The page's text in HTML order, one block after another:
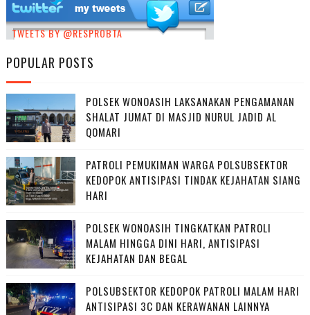
TWEETS BY @RESPROBTA
POPULAR POSTS
POLSEK WONOASIH LAKSANAKAN PENGAMANAN
SHALAT JUMAT DI MASJID NURUL JADID AL
QOMARI
PATROLI PEMUKIMAN WARGA POLSUBSEKTOR
KEDOPOK ANTISIPASI TINDAK KEJAHATAN SIANG
HARI
POLSEK WONOASIH TINGKATKAN PATROLI
MALAM HINGGA DINI HARI, ANTISIPASI
KEJAHATAN DAN BEGAL
POLSUBSEKTOR KEDOPOK PATROLI MALAM HARI
ANTISIPASI 3C DAN KERAWANAN LAINNYA